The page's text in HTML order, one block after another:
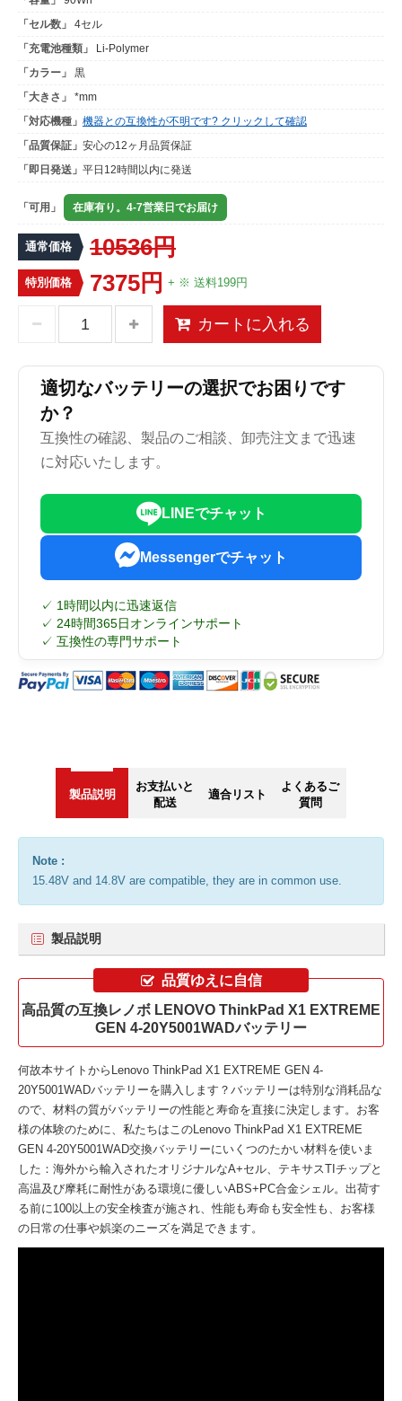
「セル数」
4セル
「充電池種類」
Li-Polymer
「カラー」
黒
「大きさ」
*mm
「対応機種」 機器との互換性が不明です? クリックして確認
「品質保証」 安心の12ヶ月品質保証
「即日発送」 平日12時間以内に発送
「可用」 在庫有り。4-7営業日でお届け
通常価格 10536円
特別価格 7375円 + ※ 送料199円
カートに入れる
適切なバッテリーの選択でお困りです
か？
互換性の確認、製品のご相談、卸売注文まで迅速
に対応いたします。
LINEでチャット
Messengerでチャット
✓ 1時間以内に迅速返信
✓ 24時間365日オンラインサポート
✓ 互換性の専門サポート
製品説明
お支払いと
配送
適合リスト
よくあるご
質問
Note :
15.48V and 14.8V are compatible, they are in common use.
製品説明
品質ゆえに自信
高品質の互換レノボ LENOVO ThinkPad X1 EXTREME
GEN 4-20Y5001WADバッテリー
何故本サイトから Lenovo ThinkPad X1 EXTREME GEN 4-
20Y5001WADバッテリーを購入します？バッテリーは特別な消耗品な
ので、材料の質がバッテリーの性能と寿命を直接に決定します。お客
様の体験のために、私たちはこのLenovo ThinkPad X1 EXTREME
GEN 4-20Y5001WAD交換バッテリーにいくつのたかい材料を使いま
した：海外から輸入されたオリジナルなA+セル、テキサスTIチップと
高温及び摩耗に耐性がある環境に優しいABS+PC合金シェル。出荷す
る前に100以上の安全検査が施され、性能も寿命も安全性も、お客様
の日常の仕事や娯楽のニーズを満足できます。